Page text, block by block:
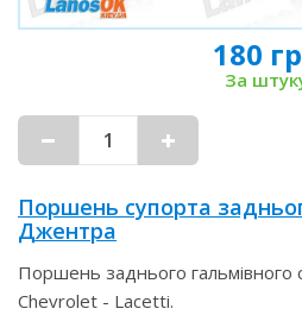
180
За
Поршень супорта
Джентра
Поршень заднього гальмівного
Chevrolet - Lacetti.